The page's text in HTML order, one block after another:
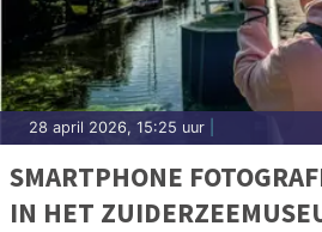
28 april 2026, 15:25 uur
SMARTPHONE
IN HET